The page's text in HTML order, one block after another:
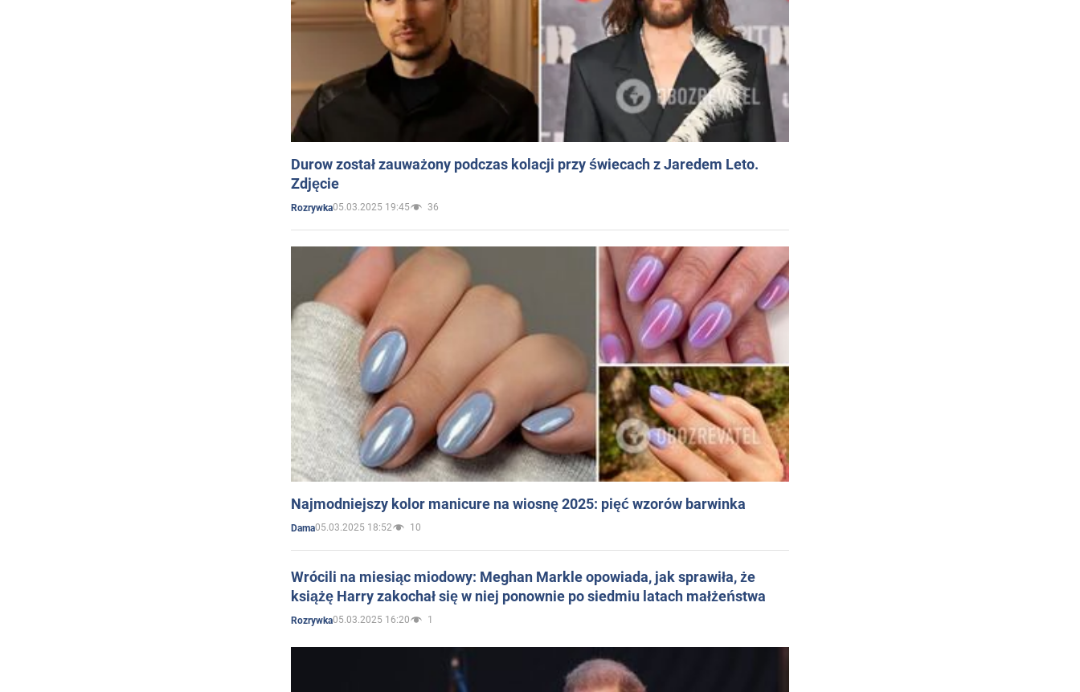
Durow został zauważony podczas kolacji przy świecach z Jaredem Leto.
Zdjęcie
Rozrywka05.03.2025 19:45 36
Najmodniejszy kolor manicure na wiosnę 2025: pięć wzorów barwinka
Dama05.03.2025 18:52 10
Wrócili na miesiąc miodowy: Meghan Markle opowiada, jak sprawiła, że
książę Harry zakochał się w niej ponownie po siedmiu latach małżeństwa
Rozrywka05.03.2025 16:20 1